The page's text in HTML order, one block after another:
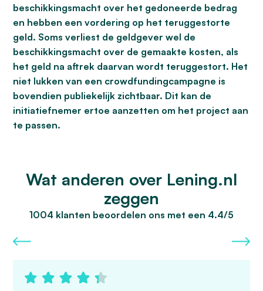
beschikkingsmacht over het gedoneerde bedrag
en hebben een vordering op het teruggestorte
geld. Soms verliest de geldgever wel de
beschikkingsmacht over de gemaakte kosten, als
het geld na aftrek daarvan wordt teruggestort. Het
niet lukken van een crowdfundingcampagne is
bovendien publiekelijk zichtbaar. Dit kan de
initiatiefnemer ertoe aanzetten om het project aan
te passen.
Wat anderen over Lening.nl
zeggen
1004 klanten beoordelen ons met een 4.4/5